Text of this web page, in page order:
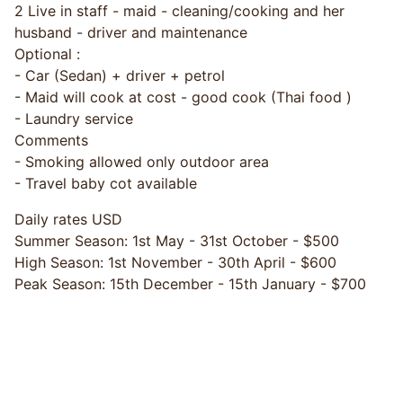
2 Live in staff - maid - cleaning/cooking and her
husband - driver and maintenance
Optional :
- Car (Sedan) + driver + petrol
- Maid will cook at cost - good cook (Thai food )
- Laundry service
Comments
- Smoking allowed only outdoor area
- Travel baby cot available
Daily rates USD
Summer Season: 1st May - 31st October - $500
High Season: 1st November - 30th April - $600
Peak Season: 15th December - 15th January - $700